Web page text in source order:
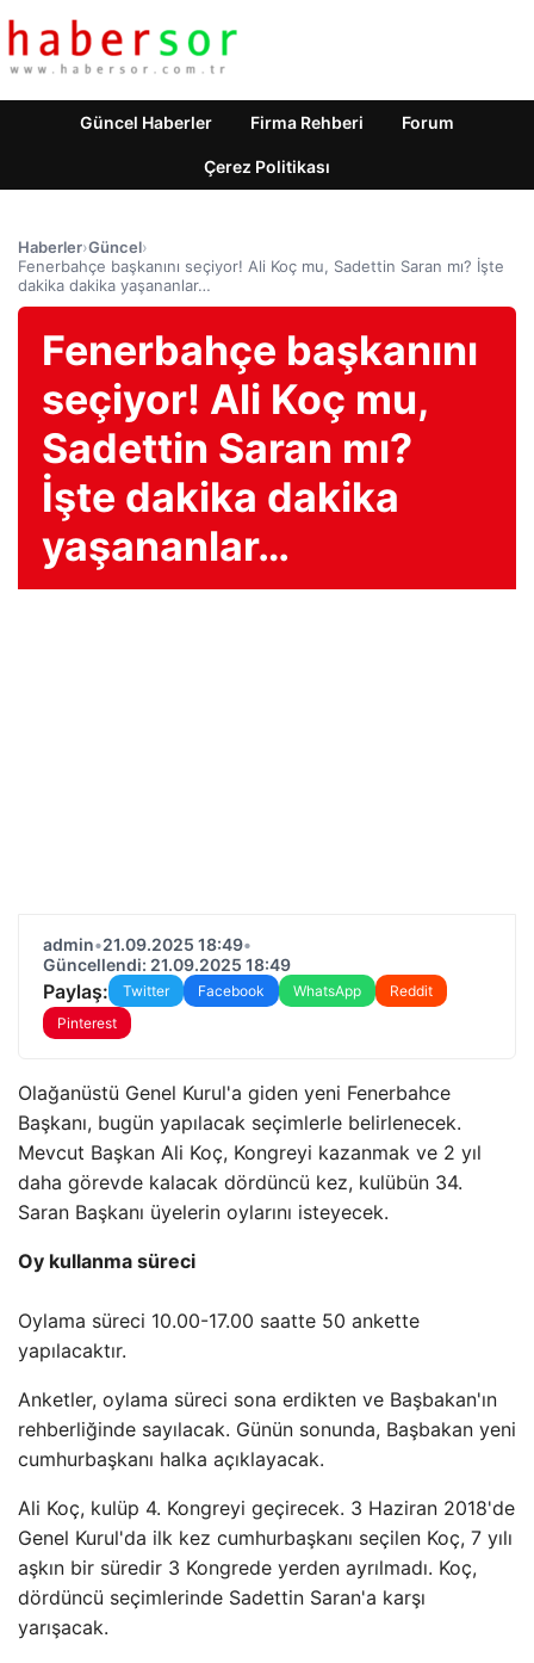
Güncel Haberler Firma Rehberi Forum
Çerez Politikası
Haberler›Güncel›
Fenerbahçe başkanını seçiyor! Ali Koç mu, Sadettin Saran mı? İşte
dakika dakika yaşananlar…
Fenerbahçe başkanını
seçiyor! Ali Koç mu,
Sadettin Saran mı?
İşte dakika dakika
yaşananlar…
admin•21.09.2025 18:49•
Güncellendi: 21.09.2025 18:49
Paylaş: Twitter Facebook WhatsApp
Reddit
Pinterest
Olağanüstü Genel Kurul'a giden yeni Fenerbahce
Başkanı, bugün yapılacak seçimlerle belirlenecek.
Mevcut Başkan Ali Koç, Kongreyi kazanmak ve 2 yıl
daha görevde kalacak dördüncü kez, kulübün 34.
Saran Başkanı üyelerin oylarını isteyecek.
Oy kullanma süreci
Oylama süreci 10.00-17.00 saatte 50 ankette
yapılacaktır.
Anketler, oylama süreci sona erdikten ve Başbakan'ın
rehberliğinde sayılacak. Günün sonunda, Başbakan yeni
cumhurbaşkanı halka açıklayacak.
Ali Koç, kulüp 4. Kongreyi geçirecek. 3 Haziran 2018'de
Genel Kurul'da ilk kez cumhurbaşkanı seçilen Koç, 7 yılı
aşkın bir süredir 3 Kongrede yerden ayrılmadı. Koç,
dördüncü seçimlerinde Sadettin Saran'a karşı
yarışacak.